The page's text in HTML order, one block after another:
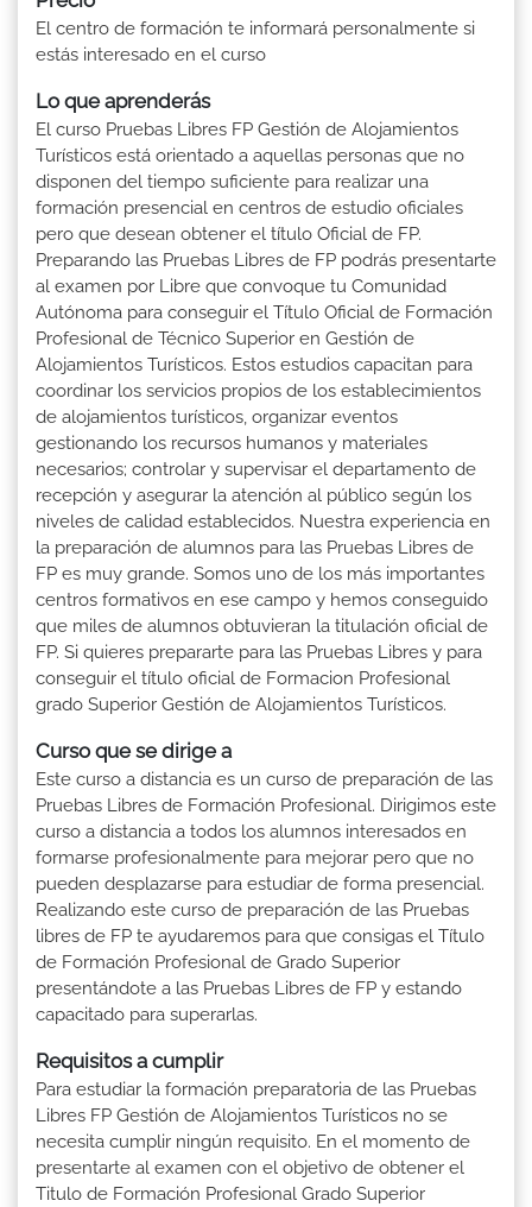
El centro de formación te informará personalmente si
estás interesado en el curso
Lo que aprenderás
El curso Pruebas Libres FP Gestión de Alojamientos
Turísticos está orientado a aquellas personas que no
disponen del tiempo suficiente para realizar una
formación presencial en centros de estudio oficiales
pero que desean obtener el título Oficial de FP.
Preparando las Pruebas Libres de FP podrás presentarte
al examen por Libre que convoque tu Comunidad
Autónoma para conseguir el Título Oficial de Formación
Profesional de Técnico Superior en Gestión de
Alojamientos Turísticos. Estos estudios capacitan para
coordinar los servicios propios de los establecimientos
de alojamientos turísticos, organizar eventos
gestionando los recursos humanos y materiales
necesarios; controlar y supervisar el departamento de
recepción y asegurar la atención al público según los
niveles de calidad establecidos. Nuestra experiencia en
la preparación de alumnos para las Pruebas Libres de
FP es muy grande. Somos uno de los más importantes
centros formativos en ese campo y hemos conseguido
que miles de alumnos obtuvieran la titulación oficial de
FP. Si quieres prepararte para las Pruebas Libres y para
conseguir el título oficial de Formacion Profesional
grado Superior Gestión de Alojamientos Turísticos.
Curso que se dirige a
Este curso a distancia es un curso de preparación de las
Pruebas Libres de Formación Profesional. Dirigimos este
curso a distancia a todos los alumnos interesados en
formarse profesionalmente para mejorar pero que no
pueden desplazarse para estudiar de forma presencial.
Realizando este curso de preparación de las Pruebas
libres de FP te ayudaremos para que consigas el Título
de Formación Profesional de Grado Superior
presentándote a las Pruebas Libres de FP y estando
capacitado para superarlas.
Requisitos a cumplir
Para estudiar la formación preparatoria de las Pruebas
Libres FP Gestión de Alojamientos Turísticos no se
necesita cumplir ningún requisito. En el momento de
presentarte al examen con el objetivo de obtener el
Titulo de Formación Profesional Grado Superior